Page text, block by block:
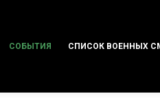
СОБЫТИЯ СПИСОК ВОЕННЫХ